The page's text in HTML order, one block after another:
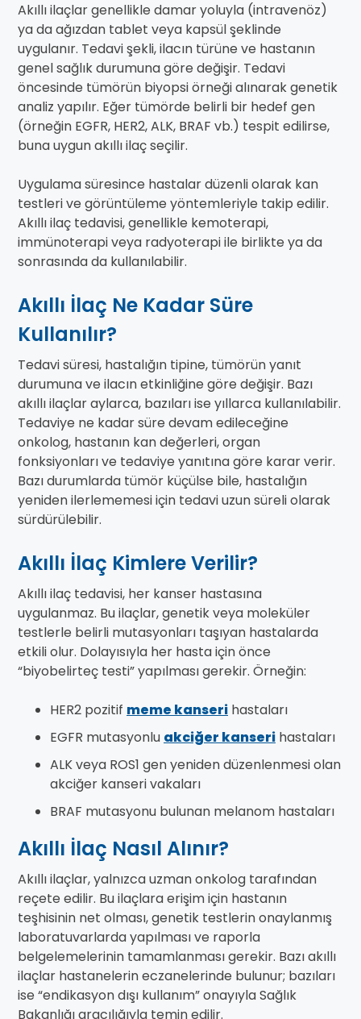
Akıllı ilaçlar genellikle damar yoluyla (intravenöz)
ya da ağızdan tablet veya kapsül şeklinde
uygulanır. Tedavi şekli, ilacın türüne ve hastanın
genel sağlık durumuna göre değişir. Tedavi
öncesinde tümörün biyopsi örneği alınarak genetik
analiz yapılır. Eğer tümörde belirli bir hedef gen
(örneğin EGFR, HER2, ALK, BRAF vb.) tespit edilirse,
buna uygun akıllı ilaç seçilir.
Uygulama süresince hastalar düzenli olarak kan
testleri ve görüntüleme yöntemleriyle takip edilir.
Akıllı ilaç tedavisi, genellikle kemoterapi,
immünoterapi veya radyoterapi ile birlikte ya da
sonrasında da kullanılabilir.
Akıllı İlaç Ne Kadar Süre
Kullanılır?
Tedavi süresi, hastalığın tipine, tümörün yanıt
durumuna ve ilacın etkinliğine göre değişir. Bazı
akıllı ilaçlar aylarca, bazıları ise yıllarca kullanılabilir.
Tedaviye ne kadar süre devam edileceğine
onkolog, hastanın kan değerleri, organ
fonksiyonları ve tedaviye yanıtına göre karar verir.
Bazı durumlarda tümör küçülse bile, hastalığın
yeniden ilerlememesi için tedavi uzun süreli olarak
sürdürülebilir.
Akıllı İlaç Kimlere Verilir?
Akıllı ilaç tedavisi, her kanser hastasına
uygulanmaz. Bu ilaçlar, genetik veya moleküler
testlerle belirli mutasyonları taşıyan hastalarda
etkili olur. Dolayısıyla her hasta için önce
“biyobelirteç testi” yapılması gerekir. Örneğin:
HER2 pozitif meme kanseri hastaları
EGFR mutasyonlu akciğer kanseri hastaları
ALK veya ROS1 gen yeniden düzenlenmesi olan
akciğer kanseri vakaları
BRAF mutasyonu bulunan melanom hastaları
Akıllı İlaç Nasıl Alınır?
Akıllı ilaçlar, yalnızca uzman onkolog tarafından
reçete edilir. Bu ilaçlara erişim için hastanın
teşhisinin net olması, genetik testlerin onaylanmış
laboratuvarlarda yapılması ve raporla
belgelemelerinin tamamlanması gerekir. Bazı akıllı
ilaçlar hastanelerin eczanelerinde bulunur; bazıları
ise “endikasyon dışı kullanım” onayıyla Sağlık
Bakanlığı aracılığıyla temin edilir.